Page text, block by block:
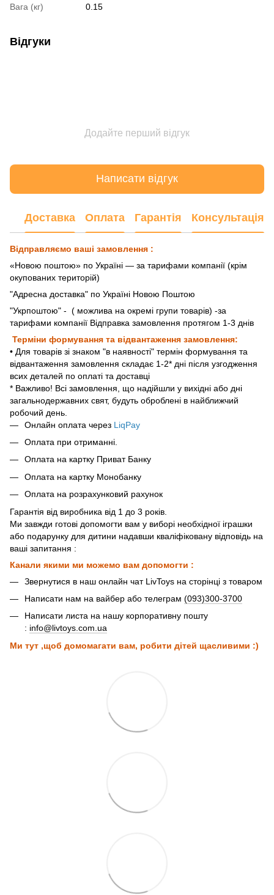
Вага (кг) 0.15
Відгуки
Додайте перший відгук
Написати відгук
Доставка Оплата Гарантія Консультація
Відправляємо ваші замовлення :
«Новою поштою» по Україні — за тарифами компанії (крім
окупованих територій)
"Адресна доставка" по Україні Новою Поштою
"Укрпоштою" - ( можлива на окремі групи товарів) -за
тарифами компанії Відправка замовлення протягом 1-3 днів
Терміни формування та відвантаження замовлення:
• Для товарів зі знаком "в наявності" термін формування та
відвантаження замовлення складає 1-2* дні після узгодження
всих деталей по оплаті та доставці
* Важливо! Всі замовлення, що надійшли у вихідні або дні
загальнодержавних свят, будуть оброблені в найближчий
робочий день.
Онлайн оплата через LiqPay
Оплата при отриманні.
Оплата на картку Приват Банку
Оплата на картку Монобанку
Оплата на розрахунковий рахунок
Гарантія від виробника від 1 до 3 років.
Ми завжди готові допомогти вам у виборі необхідної іграшки
або подарунку для дитини надавши кваліфіковану відповідь на
ваші запитання :
Канали якими ми можемо вам допомогти :
Звернутися в наш онлайн чат LivToys на сторінці з товаром
Написати нам на вайбер або телеграм (093)300-3700
Написати листа на нашу корпоративну пошту
: info@livtoys.com.ua
Ми тут ,щоб домомагати вам, робити дітей щасливими :)